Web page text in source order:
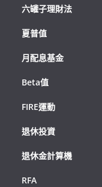
六罐子理財法
夏普值
月配息基金
Beta值
FIRE運動
退休投資
退休金計算機
RFA